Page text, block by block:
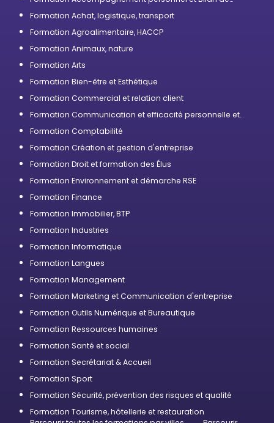
Formation Achat, logistique, transport
Formation Agroalimentaire, HACCP
Formation Animaux, nature
Formation Arts
Formation Bien-être et Esthétique
Formation Commercial et relation client
Formation Communication et efficacité personnelle et
Formation Comptabilité
Formation Création et gestion d'entreprise
Formation Droit et formation des Élus
Formation Environnement et démarche RSE
Formation Finance
Formation Immobilier, BTP
Formation Industries
Formation Informatique
Formation Langues
Formation Management
Formation Marketing et Communication d'entreprise
Formation Outils Numérique et Bureautique
Formation Ressources humaines
Formation Santé et social
Formation Secrétariat & Accueil
Formation Sport
Formation Sécurité, prévention des risques et qualité
Formation Tourisme, hôtellerie et restauration